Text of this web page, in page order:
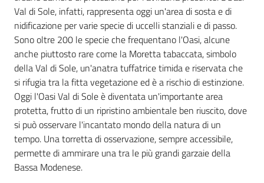
Tutti
gli
argomenti...
Seguici
su
Val di Sole, infatti, rappresenta oggi un'area di sosta e di
nidificazione per varie specie di uccelli stanziali e di passo.
Sono oltre 200 le specie che frequentano l'Oasi, alcune
anche piuttosto rare come la Moretta tabaccata, simbolo
della Val di Sole, un'anatra tuffatrice timida e riservata che
si rifugia tra la fitta vegetazione ed è a rischio di estinzione.
Oggi l'Oasi Val di Sole è diventata un'importante area
protetta, frutto di un ripristino ambientale ben riuscito, dove
si può osservare l'incantato mondo della natura di un
tempo. Una torretta di osservazione, sempre accessibile,
permette di ammirare una tra le più grandi garzaie della
Bassa Modenese.